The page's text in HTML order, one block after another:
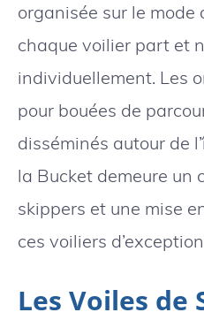
organisée sur le mode
chaque voilier part et
individuellement. Les
pour bouées de
disséminés autour de
la Bucket demeure un
skippers et une mise
ces voiliers
Les Voiles de